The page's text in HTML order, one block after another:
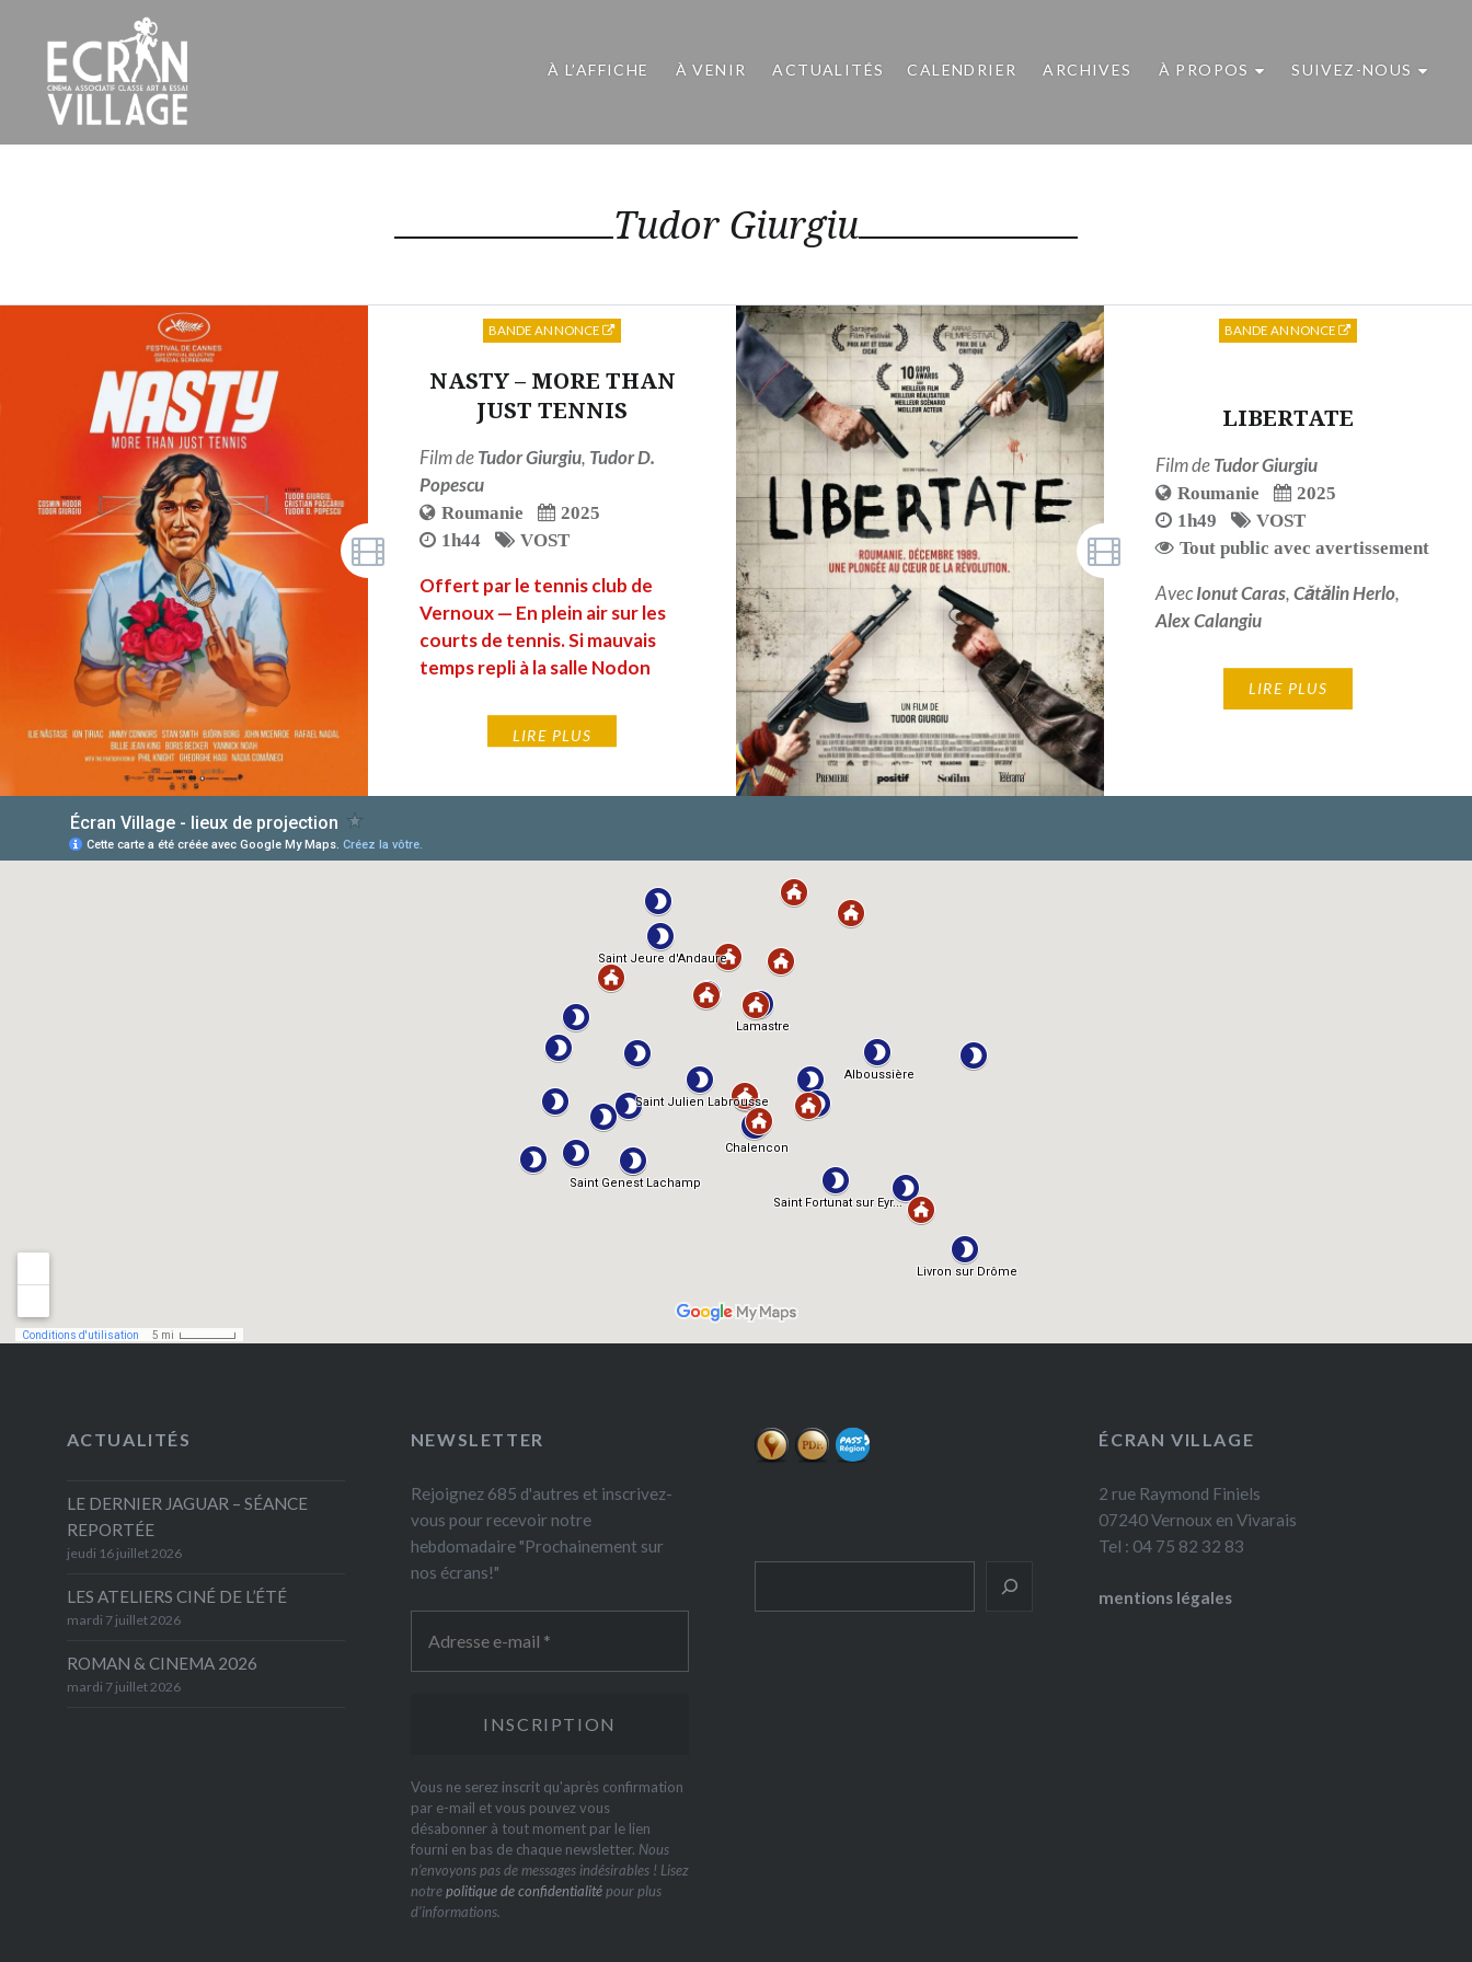
contenu
principal
ÉCRAN VILLAGE
À L’AFFICHE À VENIR ACTUALITÉS CALENDRIER ARCHIVES À PROPOS SUIVEZ-NOUS
Tudor Giurgiu
NASTY – MORE THAN
JUST TENNIS
Film deTudor Giurgiu, Tudor D.
Popescu
Roumanie
2025
1h44
VOST
Offert par le tennis club de
Vernoux — En plein air sur les
courts de tennis. Si mauvais
temps repli à la salle Nodon
LIRE PLUS
BANDE ANNONCE
LIBERTATE
Film deTudor Giurgiu
Roumanie
2025
1h49
VOST
Tout public avec avertissement
AvecIonut Caras,Cătălin Herlo,
Alex Calangiu
LIRE PLUS
BANDE ANNONCE
ACTUALITÉS
LE DERNIER JAGUAR – SÉANCE
REPORTÉE
jeudi 16 juillet 2026
LES ATELIERS CINÉ DE L’ÉTÉ
mardi 7 juillet 2026
ROMAN & CINEMA 2026
mardi 7 juillet 2026
NEWSLETTER
Rejoignez 685 d'autres et inscrivez-
vous pour recevoir notre
hebdomadaire "Prochainement sur
nos écrans!"
Vous ne serez inscrit qu'après confirmation
par e-mail et vous pouvez vous
désabonner à tout moment par le lien
fourni en bas de chaque newsletter. Nous
n’envoyons pas de messages indésirables ! Lisez
notrepolitique de confidentialitépour plus
d’informations.
ÉCRAN VILLAGE
2 rue Raymond Finiels
07240 Vernoux en Vivarais
Tel : 04 75 82 32 83
mentions légales